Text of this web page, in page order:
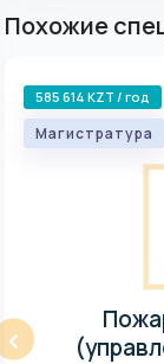
Похожие
‹
585 614 KZT / год
Магистратура